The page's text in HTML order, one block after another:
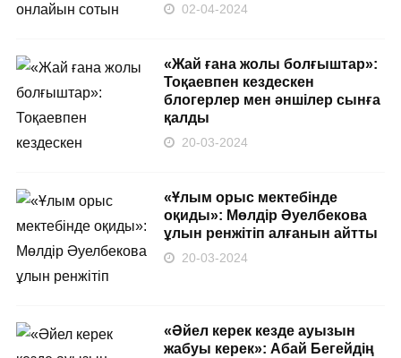
02-04-2024
«Жай ғана жолы болғыштар»:
Тоқаевпен кездескен
блогерлер мен әншілер сынға
қалды
20-03-2024
«Ұлым орыс мектебінде
оқиды»: Мөлдір Әуелбекова
ұлын ренжітіп алғанын айтты
20-03-2024
«Әйел керек кезде ауызын
жабуы керек»: Абай Бегейдің